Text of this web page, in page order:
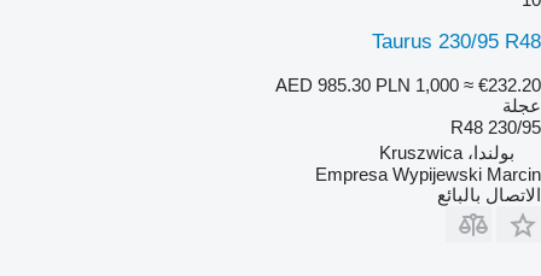
Taurus 230/95 R48
AED 985.30 PLN 1,000 ≈ €232.20
عجلة
230/95 R48
بولندا، Kruszwica
Empresa Wypijewski Marcin
الاتصال بالبائع